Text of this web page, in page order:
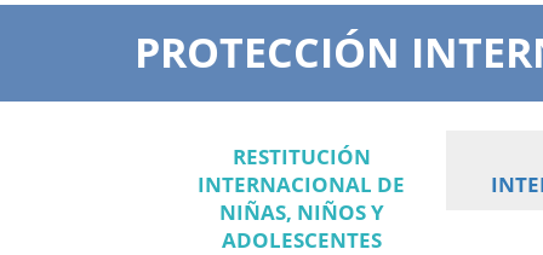
PROTECCIÓN
RESTITUCIÓN
INTERNACIONAL DE
NIÑAS, NIÑOS Y
ADOLESCENTES